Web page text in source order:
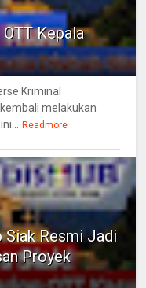
Kepala
Kriminal
melakukan
Readmore
Siak Resmi Jadi
Proyek